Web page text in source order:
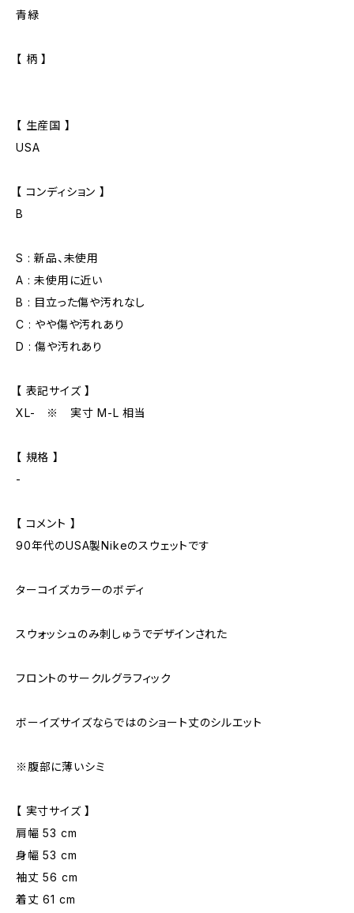
青緑
【 柄 】
【 生産国 】
USA
【 コンディション 】
B
S : 新品、未使用
A : 未使用に近い
B : 目立った傷や汚れなし
C : やや傷や汚れあり
D : 傷や汚れあり
【 表記サイズ 】
XL- ※ 実寸 M-L 相当
【 規格 】
-
【 コメント 】
90年代のUSA製Nikeのスウェットです
ターコイズカラーのボディ
スウォッシュのみ刺しゅうでデザインされた
フロントのサークルグラフィック
ボーイズサイズならではのショート丈のシルエット
※腹部に薄いシミ
【 実寸サイズ 】
肩幅 53 cm
身幅 53 cm
袖丈 56 cm
着丈 61 cm